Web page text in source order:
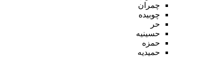
چمران
چوبیده
حر
حسینیه
حمزه
حمیدیه